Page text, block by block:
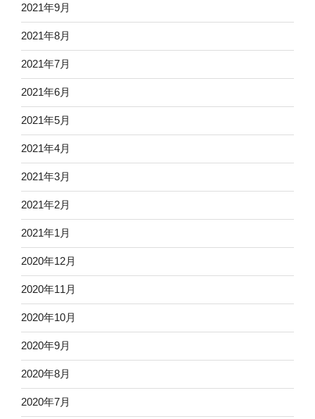
2021年9月
2021年8月
2021年7月
2021年6月
2021年5月
2021年4月
2021年3月
2021年2月
2021年1月
2020年12月
2020年11月
2020年10月
2020年9月
2020年8月
2020年7月